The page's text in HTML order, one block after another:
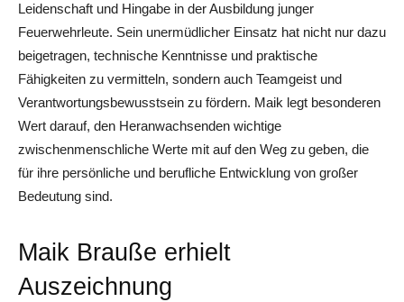
Leidenschaft und Hingabe in der Ausbildung junger
Feuerwehrleute. Sein unermüdlicher Einsatz hat nicht nur dazu
beigetragen, technische Kenntnisse und praktische
Fähigkeiten zu vermitteln, sondern auch Teamgeist und
Verantwortungsbewusstsein zu fördern. Maik legt besonderen
Wert darauf, den Heranwachsenden wichtige
zwischenmenschliche Werte mit auf den Weg zu geben, die
für ihre persönliche und berufliche Entwicklung von großer
Bedeutung sind.
Maik Brauße erhielt
Auszeichnung